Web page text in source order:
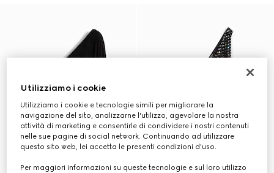
Utilizziamo i cookie
Utilizziamo i cookie e tecnologie simili per migliorare la
navigazione del sito, analizzarne l'utilizzo, agevolare la nostra
attività di marketing e consentirle di condividere i nostri contenuti
nelle sue pagine di social network. Continuando ad utilizzare
questo sito web, lei accetta le presenti condizioni d'uso.
Per maggiori informazioni su queste tecnologie e sul loro utilizzo